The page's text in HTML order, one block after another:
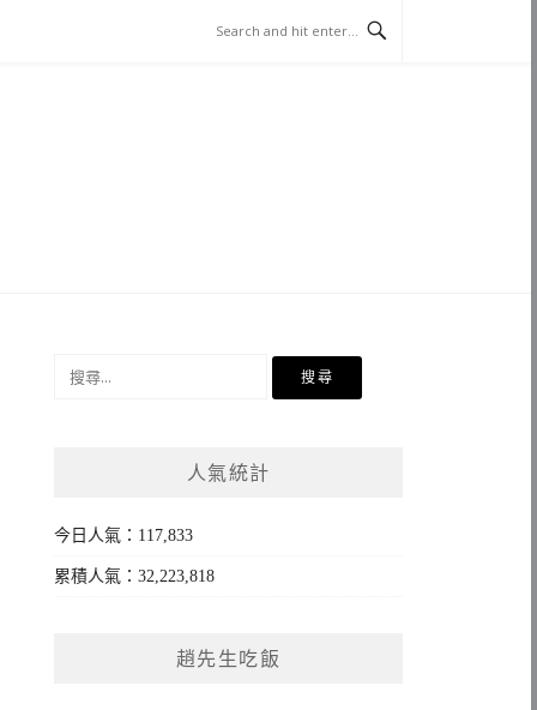
人氣統計
今日人氣：117,833
累積人氣：32,223,818
趙先生吃飯